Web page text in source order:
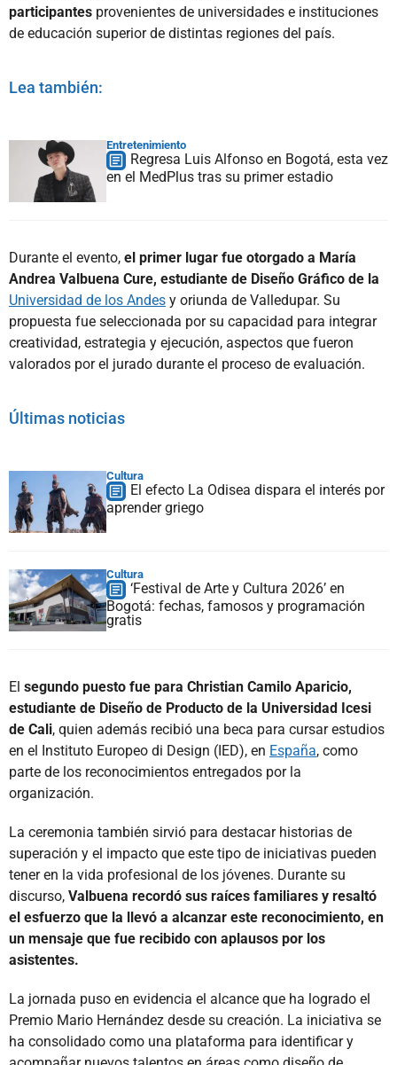
participantes provenientes de universidades e instituciones
de educación superior de distintas regiones del país.
Lea también:
Entretenimiento
Regresa Luis Alfonso en Bogotá, esta vez
en el MedPlus tras su primer estadio
Durante el evento, el primer lugar fue otorgado a María
Andrea Valbuena Cure, estudiante de Diseño Gráfico de la
Universidad de los Andes y oriunda de Valledupar. Su
propuesta fue seleccionada por su capacidad para integrar
creatividad, estrategia y ejecución, aspectos que fueron
valorados por el jurado durante el proceso de evaluación.
Últimas noticias
Cultura
El efecto La Odisea dispara el interés por
aprender griego
Cultura
‘Festival de Arte y Cultura 2026’ en
Bogotá: fechas, famosos y programación
gratis
El segundo puesto fue para Christian Camilo Aparicio,
estudiante de Diseño de Producto de la Universidad Icesi
de Cali, quien además recibió una beca para cursar estudios
en el Instituto Europeo di Design (IED), en España, como
parte de los reconocimientos entregados por la
organización.
La ceremonia también sirvió para destacar historias de
superación y el impacto que este tipo de iniciativas pueden
tener en la vida profesional de los jóvenes. Durante su
discurso, Valbuena recordó sus raíces familiares y resaltó
el esfuerzo que la llevó a alcanzar este reconocimiento, en
un mensaje que fue recibido con aplausos por los
asistentes.
La jornada puso en evidencia el alcance que ha logrado el
Premio Mario Hernández desde su creación. La iniciativa se
ha consolidado como una plataforma para identificar y